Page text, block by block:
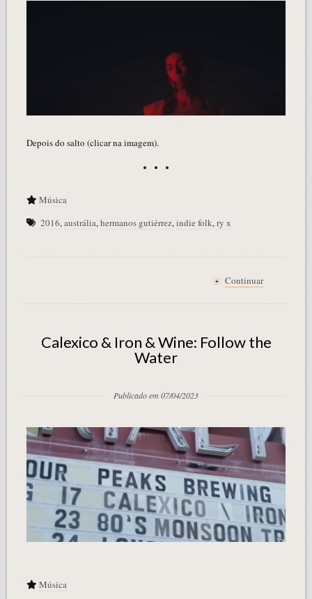
Depois do salto (clicar na imagem).
Música
2016,austrália,hermanos gutiérrez,indie folk,ry x
+ Continuar
Calexico & Iron & Wine: Follow the
Water
Publicado em 07/04/2023
Música